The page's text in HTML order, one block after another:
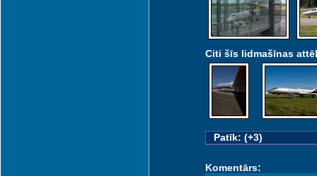
Citi šīs lidmašīnas
Patīk: (+3)
Komentārs: